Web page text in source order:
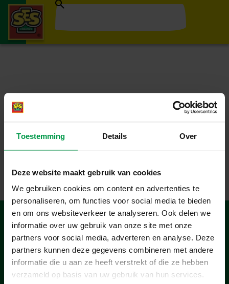
Toestemming Details Over
Deze website maakt gebruik van cookies
We gebruiken cookies om content en advertenties te
personaliseren, om functies voor social media te bieden
en om ons websiteverkeer te analyseren. Ook delen we
informatie over uw gebruik van onze site met onze
partners voor social media, adverteren en analyse. Deze
partners kunnen deze gegevens combineren met andere
informatie die u aan ze heeft verstrekt of die ze hebben
verzameld op basis van uw gebruik van hun services.
Products
Age